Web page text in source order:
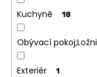
Kuchyně 18
Obývací
Exteriér 1